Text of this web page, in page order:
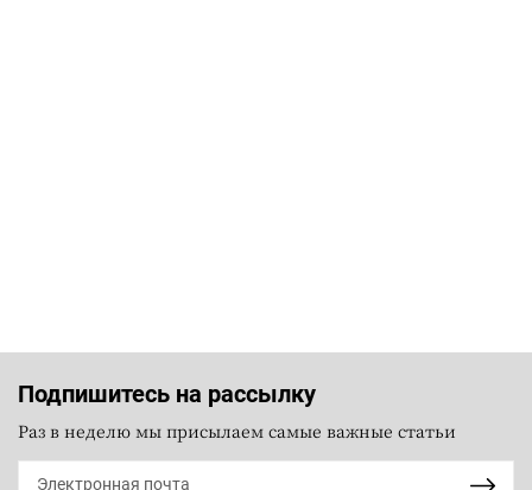
Подпишитесь на рассылку
Раз в неделю мы присылаем самые важные статьи